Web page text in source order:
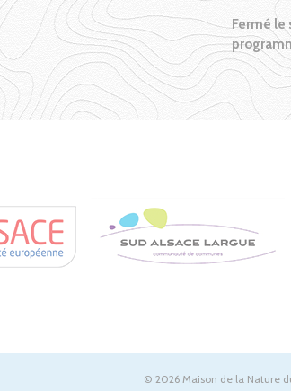
Fermé le
© 2026 Maison de la Nature